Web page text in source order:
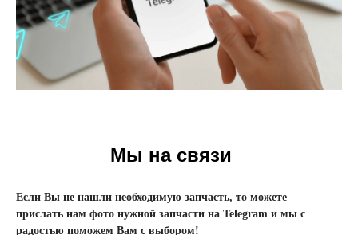
Мы на связи
Если Вы не нашли необходимую запчасть, то можете
прислать нам фото нужной запчасти на Telegram и мы с
радостью поможем Вам с выбором!